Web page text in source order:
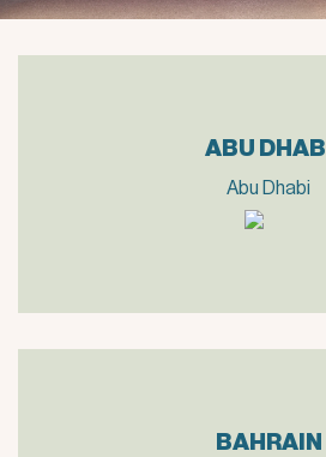
ABU DHABI
Abu Dhabi
BAHRAIN